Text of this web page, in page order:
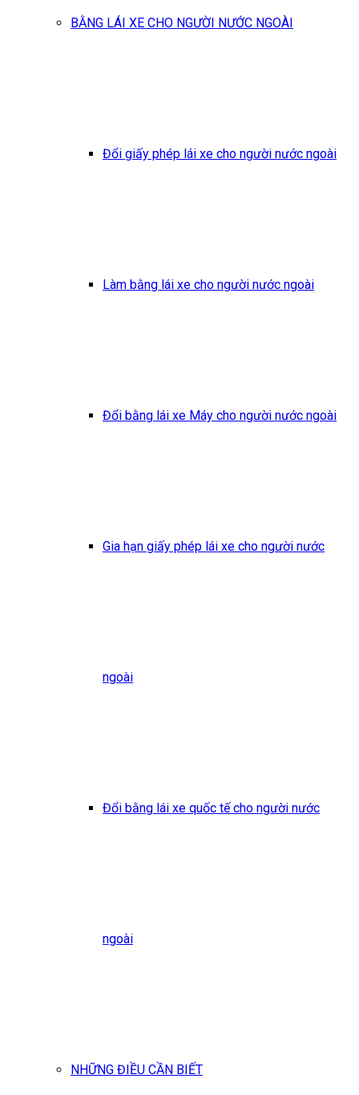
BẰNG LÁI XE CHO NGƯỜI NƯỚC NGOÀI
Đổi giấy phép lái xe cho người nước ngoài
Làm bằng lái xe cho người nước ngoài
Đổi bằng lái xe Máy cho người nước ngoài
Gia hạn giấy phép lái xe cho người nước
ngoài
Đổi bằng lái xe quốc tế cho người nước
ngoài
NHỮNG ĐIỀU CẦN BIẾT